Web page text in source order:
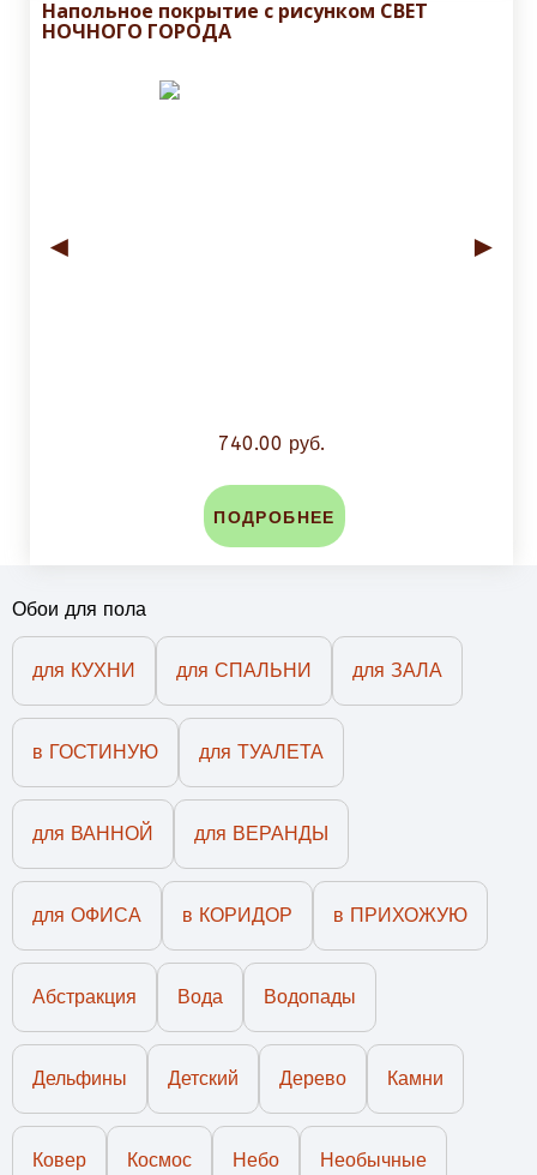
Напольное покрытие с рисунком СВЕТ
НОЧНОГО ГОРОДА
◄ ►
740.00 руб.
ПОДРОБНЕЕ
Обои для пола
для КУХНИ для СПАЛЬНИ для ЗАЛА
в ГОСТИНУЮ для ТУАЛЕТА
для ВАННОЙ для ВЕРАНДЫ
для ОФИСА в КОРИДОР в ПРИХОЖУЮ
Абстракция Вода Водопады
Дельфины Детский Дерево Камни
Ковер Космос Небо Необычные